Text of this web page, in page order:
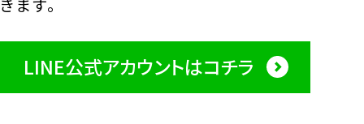
きます。
LINE公式アカウントはコチラ